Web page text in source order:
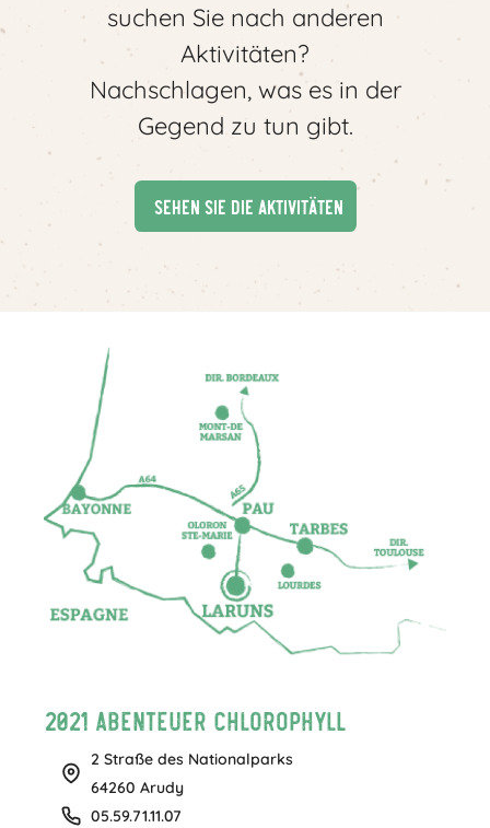
suchen Sie nach anderen
Aktivitäten?
Nachschlagen, was es in der
Gegend zu tun gibt.
Sehen Sie die Aktivitäten
2021 Abenteuer Chlorophyll
2 Straße des Nationalparks
64260 Arudy
05.59.71.11.07